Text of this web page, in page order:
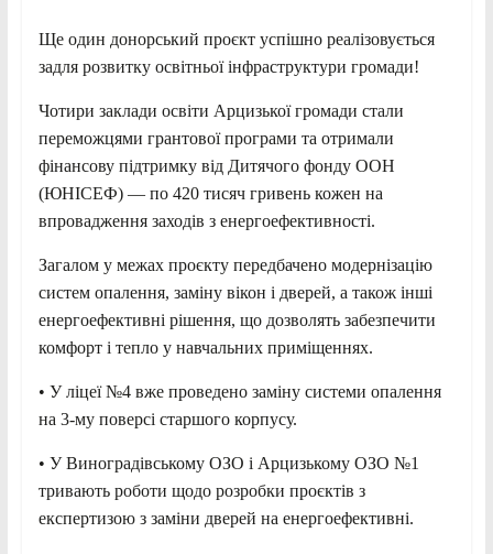
Ще один донорський проєкт успішно реалізовується
задля розвитку освітньої інфраструктури громади!
Чотири заклади освіти Арцизької громади стали
переможцями грантової програми та отримали
фінансову підтримку від Дитячого фонду ООН
(ЮНІСЕФ) — по 420 тисяч гривень кожен на
впровадження заходів з енергоефективності.
Загалом у межах проєкту передбачено модернізацію
систем опалення, заміну вікон і дверей, а також інші
енергоефективні рішення, що дозволять забезпечити
комфорт і тепло у навчальних приміщеннях.
• У ліцеї №4 вже проведено заміну системи опалення
на 3-му поверсі старшого корпусу.
• У Виноградівському ОЗО і Арцизькому ОЗО №1
тривають роботи щодо розробки проєктів з
експертизою з заміни дверей на енергоефективні.